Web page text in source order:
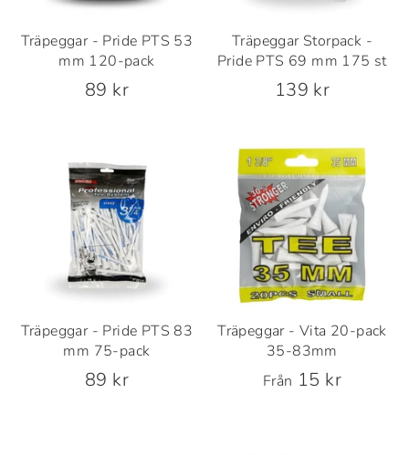
Träpeggar - Pride PTS 53
mm 120-pack
89 kr
Träpeggar Storpack -
Pride PTS 69 mm 175 st
139 kr
Träpeggar - Pride PTS 83
mm 75-pack
89 kr
Träpeggar - Vita 20-pack
35-83mm
Från 15 kr